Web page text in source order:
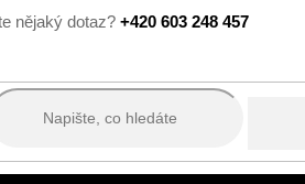
+420 603 248 457